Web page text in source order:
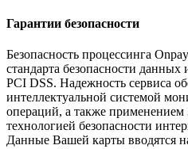
Гарантии безопасности
Безопасность процессинга
стандарта безопасности
PCI DSS. Надежность сервиса
интеллектуальной системой
операций, а также применением
технологией безопасности
Данные Вашей карты вводятся